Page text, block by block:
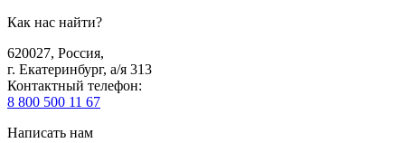
Как нас найти?
620027, Россия,
г. Екатеринбург, а/я 313
Контактный телефон:
8 800 500 11 67
Написать нам